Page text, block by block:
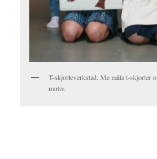
T-skjorteverkstad. Me måla t-skjorter
motiv.